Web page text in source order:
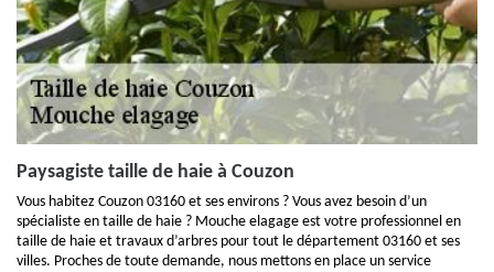
Paysagiste taille de haie à Couzon
Vous habitez Couzon 03160 et ses environs ? Vous avez besoin d’un
spécialiste en taille de haie ? Mouche elagage est votre professionnel en
taille de haie et travaux d’arbres pour tout le département 03160 et ses
villes. Proches de toute demande, nous mettons en place un service